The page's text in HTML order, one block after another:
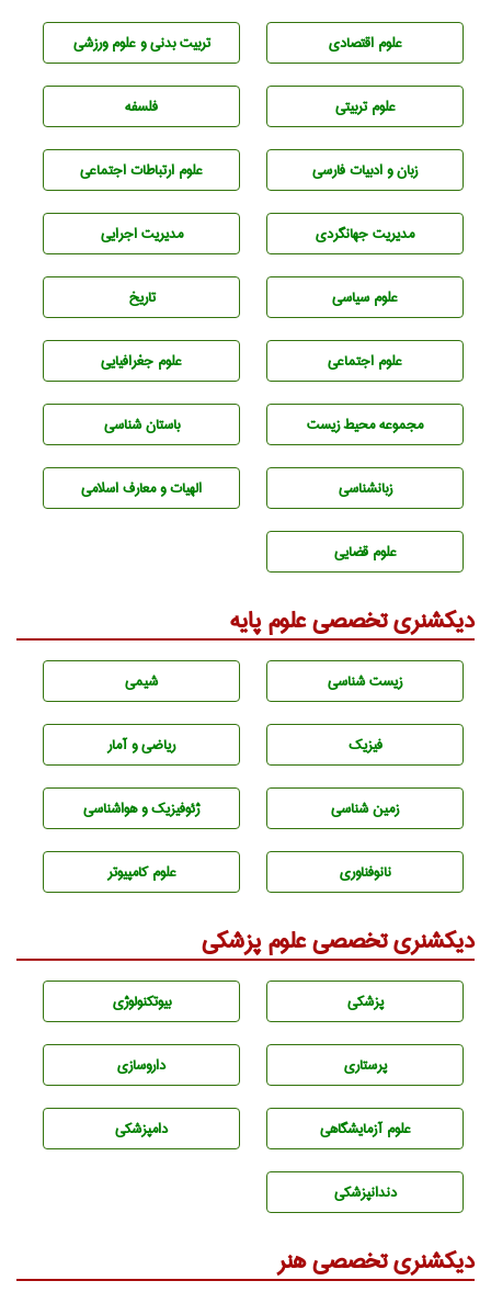
علوم اقتصادی تربيت بدنی و علوم ورزشی
علوم تربيتی فلسفه
زبان و ادبيات فارسی علوم ارتباطات اجتماعی
مديريت جهانگردی مديريت اجرايی
علوم سياسی تاريخ
علوم اجتماعی علوم جغرافيايی
مجموعه محيط زيست باستان شناسی
زبانشناسی الهیات و معارف اسلامی
علوم قضایی
دیکشنری تخصصی علوم پایه
زيست شناسی شيمی
فیزیک ریاضی و آمار
زمين شناسی ژئوفيزيك و هواشناسی
نانوفناوری علوم کامپیوتر
دیکشنری تخصصی علوم پزشکی
پزشكی بيوتكنولوژی
پرستاری داروسازی
علوم آزمايشگاهی دامپزشكی
دندانپزشكی
دیکشنری تخصصی هنر